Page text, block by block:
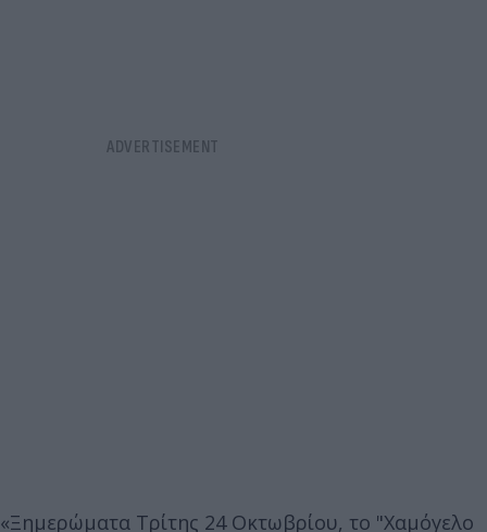
«Ξημερώματα Τρίτης 24 Οκτωβρίου, το "Χαμόγελο